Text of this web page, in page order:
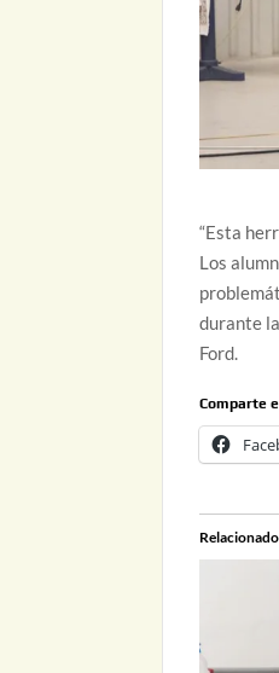
“Esta
Los
durante
Ford.
Comparte
Relacionado